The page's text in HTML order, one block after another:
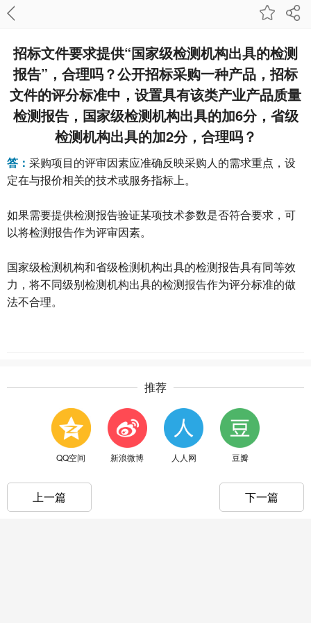
招标文件要求提供“国家级检测机构出具的检测
报告”，合理吗？公开招标采购一种产品，招标
文件的评分标准中，设置具有该类产业产品质量
检测报告，国家级检测机构出具的加6分，省级
检测机构出具的加2分，合理吗？
答： 采购项目的评审因素应准确反映采购人的需求重点，设
定在与报价相关的技术或服务指标上。
如果需要提供检测报告验证某项技术参数是否符合要求，可
以将检测报告作为评审因素。
国家级检测机构和省级检测机构出具的检测报告具有同等效
力，将不同级别检测机构出具的检测报告作为评分标准的做
法不合理。
推荐
QQ空间 新浪微博 人人网 豆瓣
上一篇 下一篇